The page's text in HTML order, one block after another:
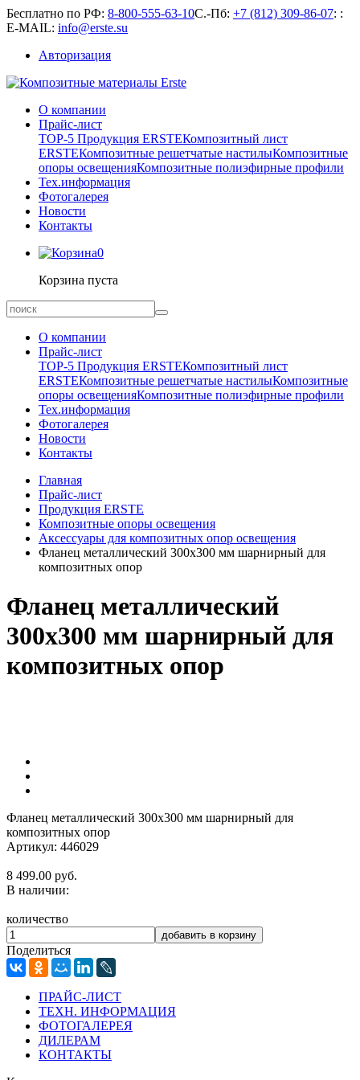
Бесплатно по РФ: 8-800-555-63-10С.-Пб: +7 (812) 309-86-07: :
E-MAIL: info@erste.su
Авторизация
О компании
Прайс-лист
TOP-5 Продукция ERSTEКомпозитный лист
ERSTEКомпозитные решетчатые настилыКомпозитные
опоры освещенияКомпозитные полиэфирные профили
Тех.информация
Фотогалерея
Новости
Контакты
0
Корзина пуста
О компании
Прайс-лист
TOP-5 Продукция ERSTEКомпозитный лист
ERSTEКомпозитные решетчатые настилыКомпозитные
опоры освещенияКомпозитные полиэфирные профили
Тех.информация
Фотогалерея
Новости
Контакты
Главная
Прайс-лист
Продукция ERSTE
Композитные опоры освещения
Аксессуары для композитных опор освещения
Фланец металлический 300х300 мм шарнирный для
композитных опор
Фланец металлический
300х300 мм шарнирный для
композитных опор
Фланец металлический 300х300 мм шарнирный для
композитных опор
Артикул: 446029
8 499.00 руб.
В наличии:
количество
добавить в корзину
Поделиться
ПРАЙС-ЛИСТ
ТЕХН. ИНФОРМАЦИЯ
ФОТОГАЛЕРЕЯ
ДИЛЕРАМ
КОНТАКТЫ